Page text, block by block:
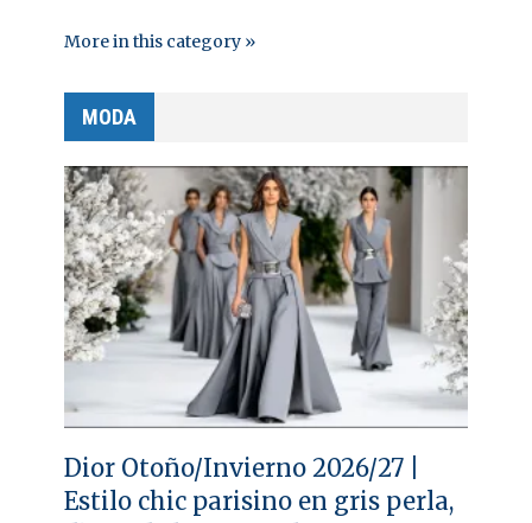
More in this category »
MODA
Dior Otoño/Invierno 2026/27 |
Estilo chic parisino en gris perla,